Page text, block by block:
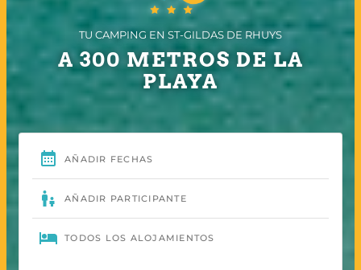
TU CAMPING EN ST-GILDAS DE RHUYS
A 300 METROS DE LA
PLAYA